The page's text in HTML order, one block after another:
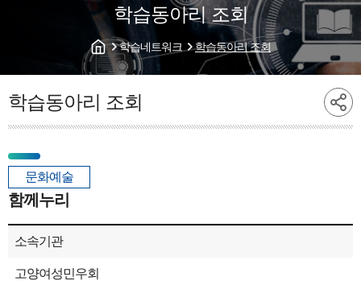
학습동아리 조회
학습네트워크 학습동아리 조회
학습동아리 조회
문화예술
함께누리
소속기관
고양여성민우회